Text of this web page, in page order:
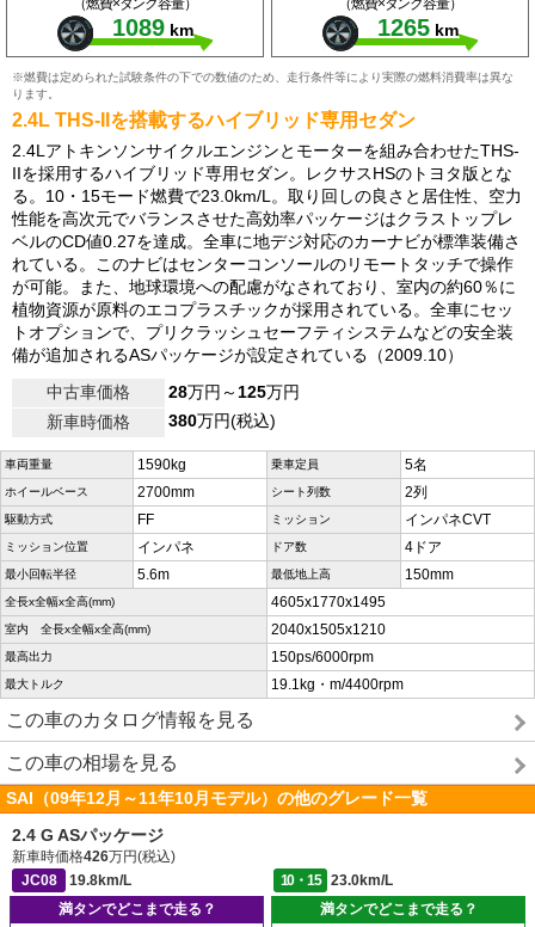
（燃費×タンク容量）
1089 km
（燃費×タンク容量）
1265 km
※燃費は定められた試験条件の下での数値のため、走行条件等により実際の燃料消費率は異な
ります。
2.4L THS-IIを搭載するハイブリッド専用セダン
2.4Lアトキンソンサイクルエンジンとモーターを組み合わせたTHS-
IIを採用するハイブリッド専用セダン。レクサスHSのトヨタ版とな
る。10・15モード燃費で23.0km/L。取り回しの良さと居住性、空力
性能を高次元でバランスさせた高効率パッケージはクラストップレ
ベルのCD値0.27を達成。全車に地デジ対応のカーナビが標準装備さ
れている。このナビはセンターコンソールのリモートタッチで操作
が可能。また、地球環境への配慮がなされており、室内の約60％に
植物資源が原料のエコプラスチックが採用されている。全車にセッ
トオプションで、プリクラッシュセーフティシステムなどの安全装
備が追加されるASパッケージが設定されている（2009.10）
中古車価格
28万円～125万円
新車時価格
380万円(税込)
車両重量 1590kg 乗車定員 5名
ホイールベース 2700mm シート列数 2列
駆動方式 FF ミッション インパネCVT
ミッション位置 インパネ ドア数 4ドア
最小回転半径 5.6m 最低地上高 150mm
全長x全幅x全高(mm) 4605x1770x1495
室内 全長x全幅x全高(mm) 2040x1505x1210
最高出力 150ps/6000rpm
最大トルク 19.1kg・m/4400rpm
この車のカタログ情報を見る
この車の相場を見る
SAI（09年12月～11年10月モデル）の他のグレード一覧
2.4 G ASパッケージ
新車時価格426万円(税込)
JC08
19.8km/L 10・15
23.0km/L
満タンでどこまで走る？
満タンでどこまで走る？